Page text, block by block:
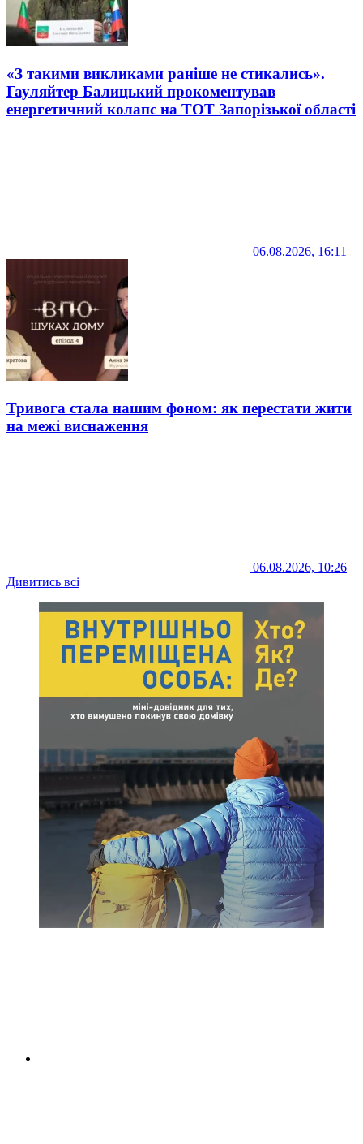
«З такими викликами раніше не стикались».
Гауляйтер Балицький прокоментував
енергетичний колапс на ТОТ Запорізької області
06.08.2026, 16:11
Тривога стала нашим фоном: як перестати жити
на межі виснаження
06.08.2026, 10:26
Дивитись всі